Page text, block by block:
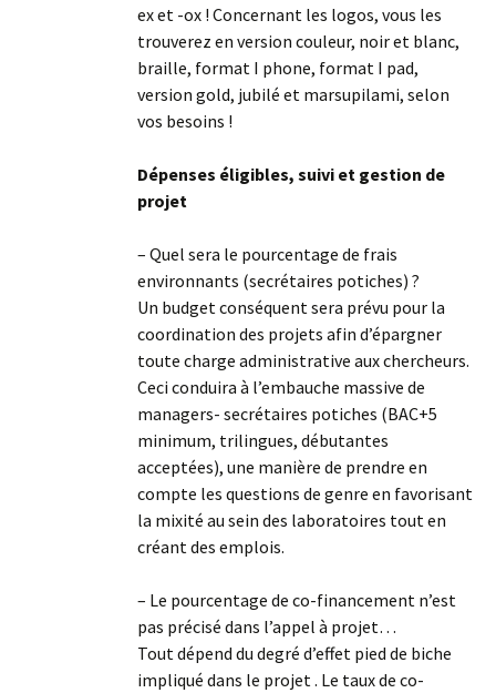
ex et -ox ! Concernant les logos, vous les
trouverez en version couleur, noir et blanc,
braille, format I phone, format I pad,
version gold, jubilé et marsupilami, selon
vos besoins !
Dépenses éligibles, suivi et gestion de
projet
– Quel sera le pourcentage de frais
environnants (secrétaires potiches) ?
Un budget conséquent sera prévu pour la
coordination des projets afin d’épargner
toute charge administrative aux chercheurs.
Ceci conduira à l’embauche massive de
managers- secrétaires potiches (BAC+5
minimum, trilingues, débutantes
acceptées), une manière de prendre en
compte les questions de genre en favorisant
la mixité au sein des laboratoires tout en
créant des emplois.
– Le pourcentage de co-financement n’est
pas précisé dans l’appel à projet…
Tout dépend du degré d’effet pied de biche
impliqué dans le projet . Le taux de co-